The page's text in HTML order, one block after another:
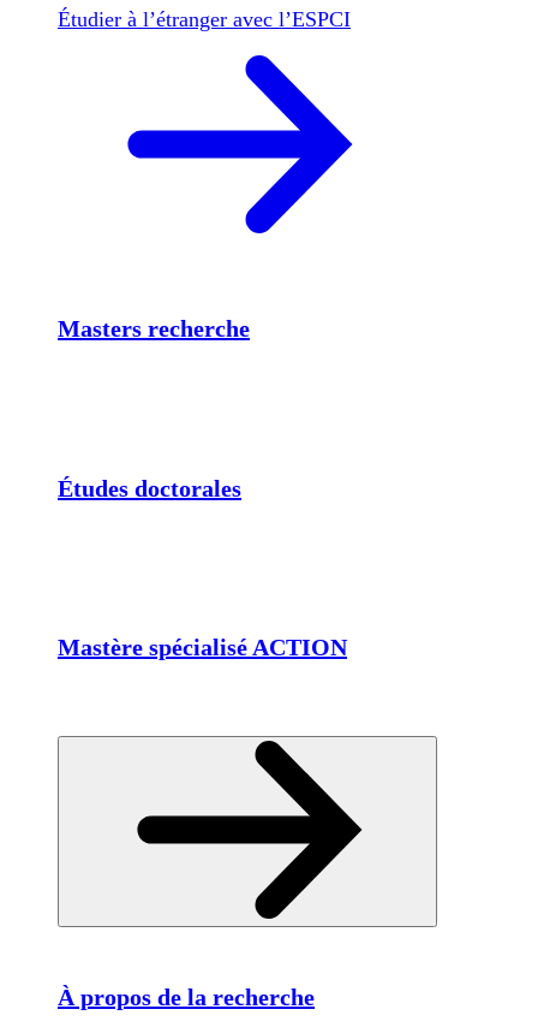
Étudier à l’étranger avec l’ESPCI
Masters recherche
Études doctorales
Mastère spécialisé ACTION
À propos de la recherche